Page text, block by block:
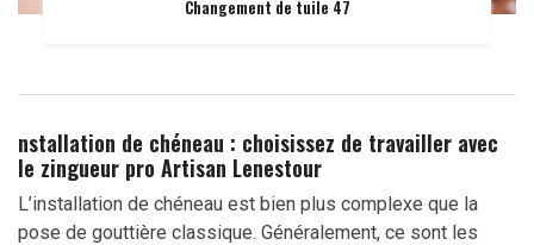
Changement de tuile 47
nstallation de chéneau : choisissez de travailler avec
le zingueur pro Artisan Lenestour
L’installation de chéneau est bien plus complexe que la
pose de gouttière classique. Généralement, ce sont les